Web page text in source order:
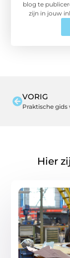
blog te
zijn in jouw
VORIG
Hier